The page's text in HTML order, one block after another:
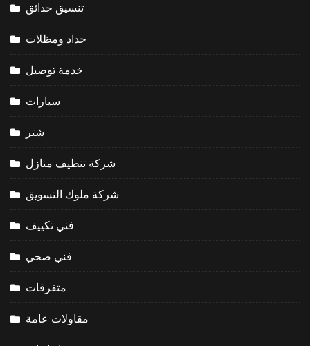
تنسيق حدائق
حداد ومظلات
خدمة توصيل
سيارات
شتر
شركة تنظيف منازل
شركة ملوك التسويق
فني تكييف
فني صحي
متفرقات
مقاولات عامة